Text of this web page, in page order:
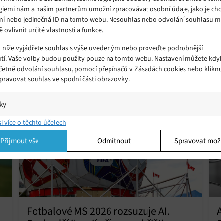
nám a našim partnerům umožní zpracovávat osobní údaje, jako je
nebo jedinečná ID na tomto webu. Nesouhlas nebo odvolání souhlasu
ovlivnit určité vlastnosti a funkce.
vyjádřete souhlas s výše uvedeným nebo proveďte podrobnější
Vaše volby budou použity pouze na tomto webu. Nastavení můžete
odvolání souhlasu, pomocí přepínačů v Zásadách cookies nebo
souhlas ve spodní části obrazovky.
a/nebo přístup k informacím v zařízení, Porozumění publiku
kombinací údajů z různých zdrojů.
a/nebo přístup k informacím v zařízení, Použití omezených údajů k výběru
Vytváření profilů pro personalizovanou reklamu, Používání profilů k výběru
reklamy, Vytváření profilů pro personalizovaný obsah, Používání
výběr personalizovaného obsahu, Použití omezených údajů k výběru
více o těchto účelech
Přijmout vše Odmítnout Spravovat
pro video. Služba Vudu také umožňuje zákazníkům
kód filmu. Zakoupené tituly v rámci Vudu můžete sdílet
Fotbalové MS 2026 rozsuzuje AI.